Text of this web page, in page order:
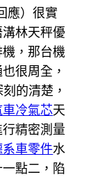
應）很實
林天秤優
，那台機
很周全，
的清楚，
車冷氣芯天
精密測量
系車零件水
點二，陷